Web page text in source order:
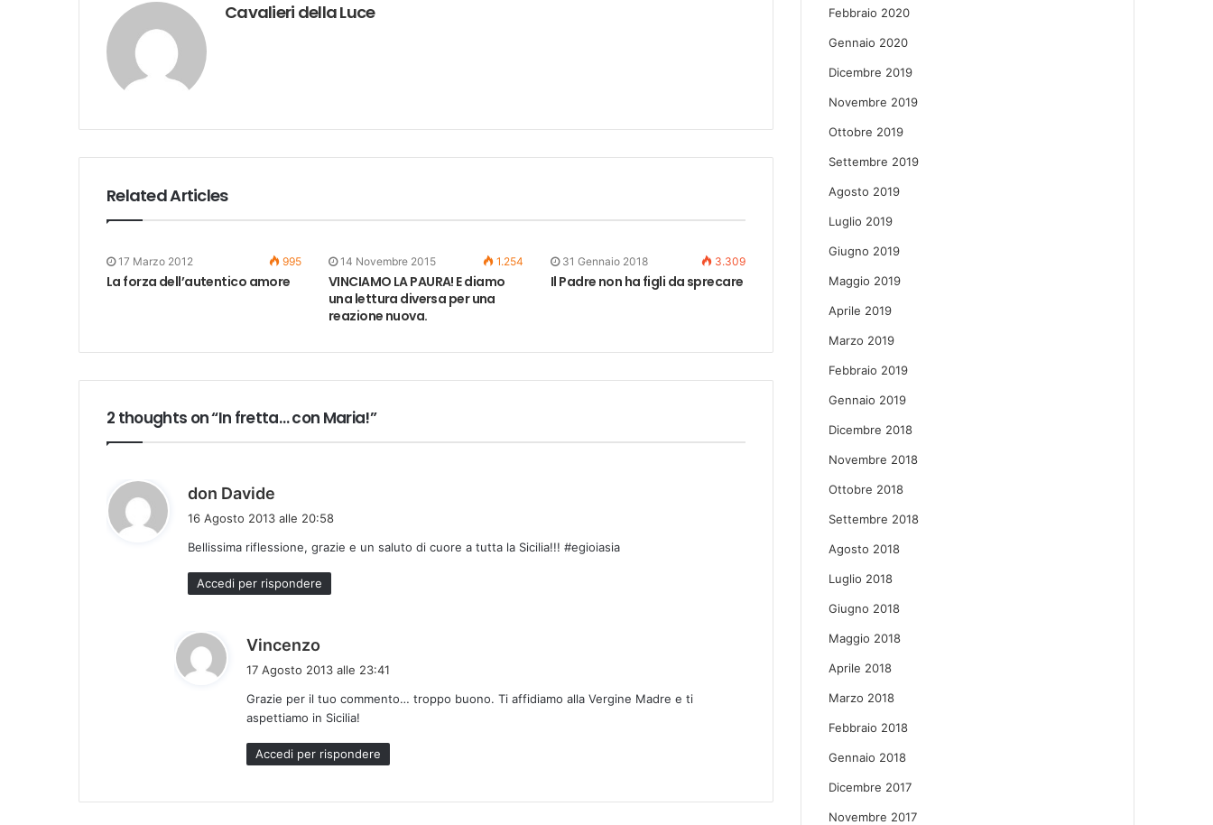
Cavalieri della Luce
Related Articles
17 Marzo 2012 995
La forza dell’autentico amore
14 Novembre 2015 1.254
VINCIAMO LA PAURA! E diamo
una lettura diversa per una
reazione nuova.
31 Gennaio 2018 3.309
Il Padre non ha figli da sprecare
2 thoughts on “In fretta… con Maria!”
don Davide
e
t
t
16 Agosto 2013 alle 20:58
Bellissima riflessione, grazie e un saluto di cuore a tutta la Sicilia!!! #egioiasia
Accedi per rispondere
Vincenzo
e
t
t
o
17 Agosto 2013 alle 23:41
Grazie per il tuo commento… troppo buono. Ti affidiamo alla Vergine Madre e ti
aspettiamo in Sicilia!
Accedi per rispondere
Febbraio 2020
Gennaio 2020
Dicembre 2019
Novembre 2019
Ottobre 2019
Settembre 2019
Agosto 2019
Luglio 2019
Giugno 2019
Maggio 2019
Aprile 2019
Marzo 2019
Febbraio 2019
Gennaio 2019
Dicembre 2018
Novembre 2018
Ottobre 2018
Settembre 2018
Agosto 2018
Luglio 2018
Giugno 2018
Maggio 2018
Aprile 2018
Marzo 2018
Febbraio 2018
Gennaio 2018
Dicembre 2017
Novembre 2017